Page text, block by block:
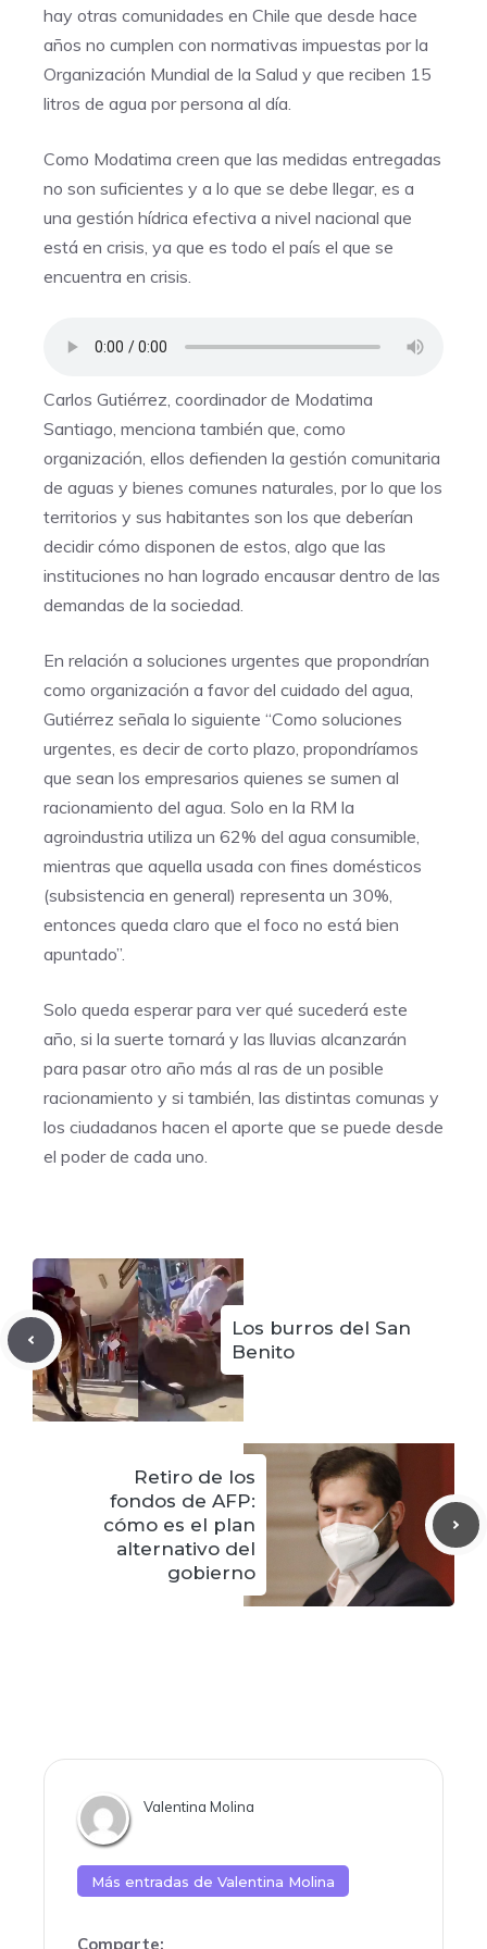
hay otras comunidades en Chile que desde hace
años no cumplen con normativas impuestas por la
Organización Mundial de la Salud y que reciben 15
litros de agua por persona al día.
Como Modatima creen que las medidas entregadas
no son suficientes y a lo que se debe llegar, es a
una gestión hídrica efectiva a nivel nacional que
está en crisis, ya que es todo el país el que se
encuentra en crisis.
Carlos Gutiérrez, coordinador de Modatima
Santiago, menciona también que, como
organización, ellos defienden la gestión comunitaria
de aguas y bienes comunes naturales, por lo que los
territorios y sus habitantes son los que deberían
decidir cómo disponen de estos, algo que las
instituciones no han logrado encausar dentro de las
demandas de la sociedad.
En relación a soluciones urgentes que propondrían
como organización a favor del cuidado del agua,
Gutiérrez señala lo siguiente “Como soluciones
urgentes, es decir de corto plazo, propondríamos
que sean los empresarios quienes se sumen al
racionamiento del agua. Solo en la RM la
agroindustria utiliza un 62% del agua consumible,
mientras que aquella usada con fines domésticos
(subsistencia en general) representa un 30%,
entonces queda claro que el foco no está bien
apuntado”.
Solo queda esperar para ver qué sucederá este
año, si la suerte tornará y las lluvias alcanzarán
para pasar otro año más al ras de un posible
racionamiento y si también, las distintas comunas y
los ciudadanos hacen el aporte que se puede desde
el poder de cada uno.
Los burros del San
Benito
Retiro de los
fondos de AFP:
cómo es el plan
alternativo del
gobierno
Valentina Molina
Más entradas de Valentina Molina
Comparte: